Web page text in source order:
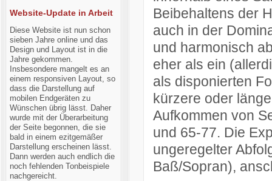
Website-Update in Arbeit
Diese Website ist nun schon
sieben Jahre online und das
Design und Layout ist in die
Jahre gekommen.
Insbesondere mangelt es an
einem responsiven Layout, so
dass die Darstellung auf
mobilen Endgeräten zu
Wünschen übrig lässt. Daher
wurde mit der Überarbeitung
der Seite begonnen, die sie
bald in einem ezitgemäßer
Darstellung erscheinen lässt.
Dann werden auch endlich die
noch fehlenden Tonbeispiele
nachgereicht.
Beibehaltens der
auch in der
und harmonisch
eher als ein
als disponierten
kürzere oder
Aufkommen von
und 65-77. Die
ungeregelter
Baß/Sopran),